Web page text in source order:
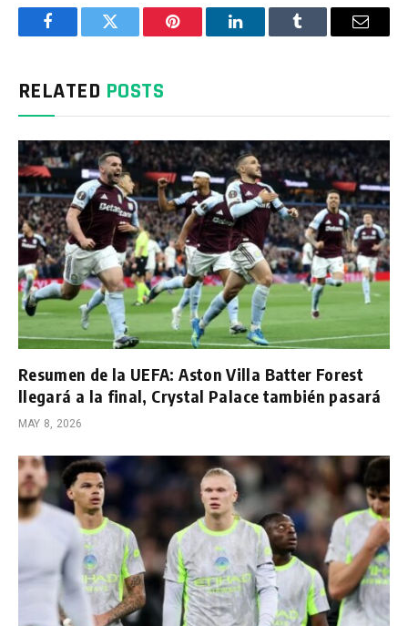
FacebookTwitter Pinterest LinkedInTumblr Email
RELATED POSTS
Resumen de la UEFA: Aston Villa Batter Forest
llegará a la final, Crystal Palace también pasará
MAY 8, 2026